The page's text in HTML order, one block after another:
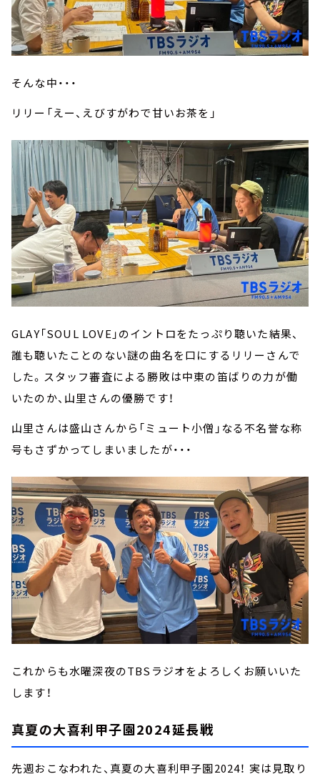
そんな中・・・
リリー「えー、えびすがわで甘いお茶を」
GLAY「SOUL LOVE」のイントロをたっぷり聴いた結果、
誰も聴いたことのない謎の曲名を口にするリリーさんで
した。スタッフ審査による勝敗は中東の笛ばりの力が働
いたのか、山里さんの優勝です！
山里さんは盛山さんから「ミュート小僧」なる不名誉な称
号もさずかってしまいましたが・・・
これからも水曜深夜のTBSラジオをよろしくお願いいた
します！
真夏の大喜利甲子園2024延長戦
先週おこなわれた、真夏の大喜利甲子園2024！ 実は見取り